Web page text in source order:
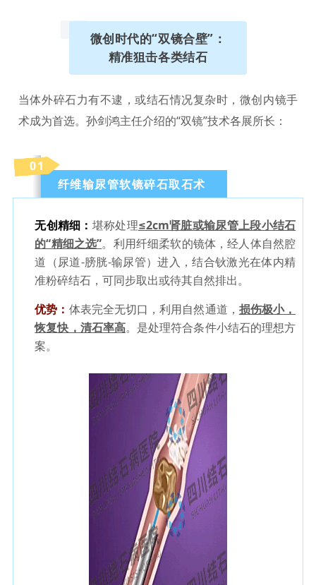
微创时代的“双镜合壁”：
精准狙击各类结石
当体外碎石力有不逮，或结石情况复杂时，微创内镜手
术成为首选。孙剑鸿主任介绍的“双镜”技术各展所长：
01
纤维输尿管软镜碎石取石术
无创精细： 堪称处理≤2cm肾脏或输尿管上段小结石
的“精细之选”。利用纤细柔软的镜体，经人体自然腔
道（尿道-膀胱-输尿管）进入，结合钬激光在体内精
准粉碎结石，可同步取出或待其自然排出。
优势： 体表完全无切口，利用自然通道， 损伤极小，
恢复快，清石率高。是处理符合条件小结石的理想方
案。